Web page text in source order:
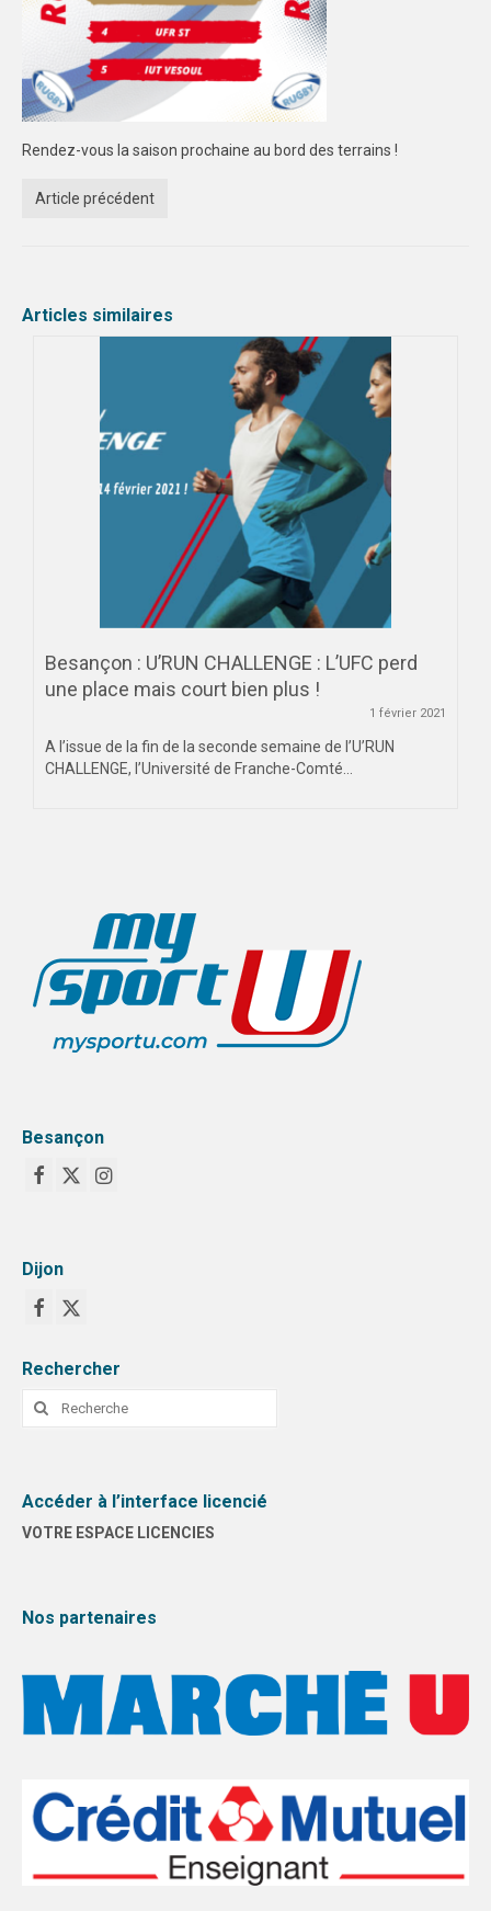
Rendez-vous la saison prochaine au bord des terrains !
Article précédent
Articles similaires
Besançon : U’RUN CHALLENGE : L’UFC perd
une place mais court bien plus !
1 février 2021
A l’issue de la fin de la seconde semaine de l’U’RUN
CHALLENGE, l’Université de Franche-Comté...
Besançon
Dijon
Rechercher
Rechercher
Accéder à l’interface licencié
VOTRE ESPACE LICENCIES
Nos partenaires